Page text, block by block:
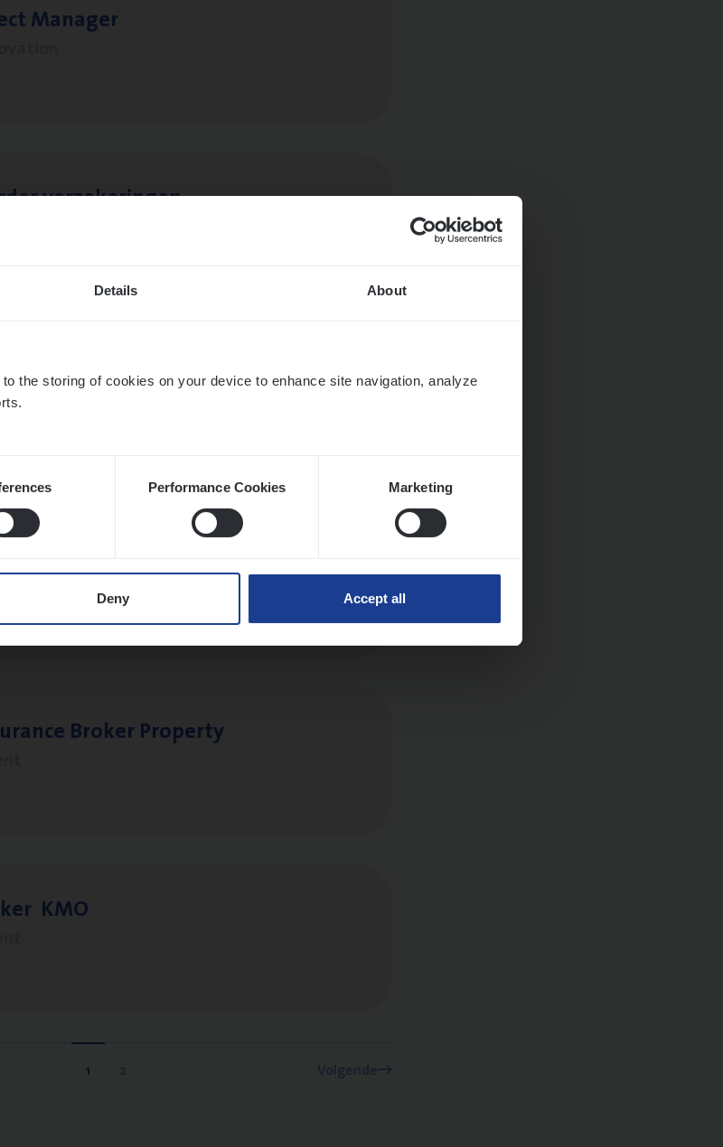
Details About
the storing of cookies on your device to enhance site navigation, analyze
Performance Cookies Marketing
Deny Accept all
Manager
verzekeringen
Mari­ne Cargo
Sales Management
Bro­ker Property
KMO
1 2 Volgende